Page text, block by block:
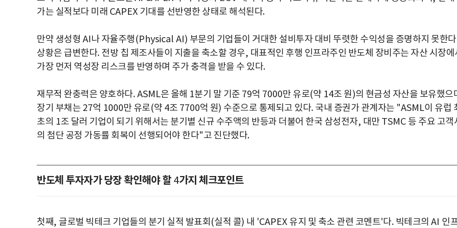
가는 실적보다 미래 CAPEX 기대를 선반영한 상태로 해석된다.
만약 생성형 AI 나 자율주행(Physical AI) 부문의 기업들이 거대한 설비투자 대비 뚜렷한 수익성을 증명하지 못한
상황은 급변한다. 전방 칩 제조사들이 지출을 축소할 경우, 대표적인 후행 인프라주인 반도체 장비주는 자산 시장에
가장 먼저 역성장 리스크를 반영하며 주가 충격을 받을 수 있다.
재무적 완충력은 양호하다. ASML은 올해 1분기 말 기준 79억 7000만 유로(약 14조 원)의 현금성 자산을 보유했으
장기 부채는 27억 1000만 유로(약 4조 7700억 원) 수준으로 통제되고 있다. 국내 증권가 관계자는 "ASML이 유럽
초의 1조 달러 기업이 되기 위해서는 분기별 신규 수주액의 반등과 더불어 한국 삼성전자, 대만 TSMC 등 주요 고객
의 첨단 공정 가동률 회복이 선행되어야 한다"고 진단했다.
반도체 투자자가 당장 확인해야 할 4가지 체크포인트
첫째, 글로벌 빅테크 기업들의 분기 실적 발표회 (실적 콜) 내 'CAPEX 유지 및 축소 관련 코멘트'다. 빅테크의 AI 인